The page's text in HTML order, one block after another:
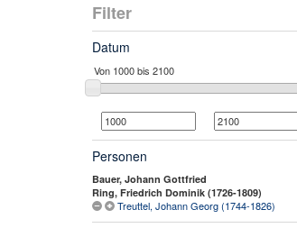
Filter
Datum
Personen
Bauer, Johann Gottfried
Ring, Friedrich Dominik (1726-1809)
Treuttel, Johann Georg (1744-1826)